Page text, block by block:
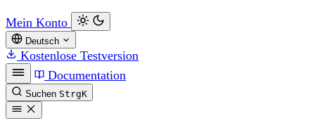
Mein Konto
Deutsch
Kostenlose Testversion
Documentation
Suchen StrgK